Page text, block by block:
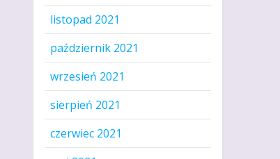
listopad 2021
październik 2021
wrzesień 2021
sierpień 2021
czerwiec 2021